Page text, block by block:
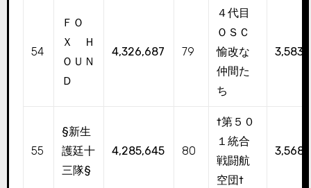
54
ＦＯ
Ｘ Ｈ
ＯＵＮ
Ｄ
4,326,687 79
４代目
ＯＳＣ
愉改な
仲間た
ち
55
§新生
護廷十
三隊§
4,285,645 80
†第５０
１統合
戦闘航
空団†